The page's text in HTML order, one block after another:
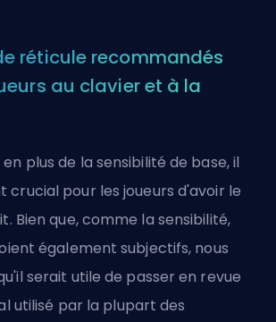
réticule recommandés
au clavier et à la
plus de la sensibilité de base, il
crucial pour les joueurs d'avoir le
Bien que, comme la sensibilité,
également subjectifs, nous
serait utile de passer en revue
utilisé par la plupart des